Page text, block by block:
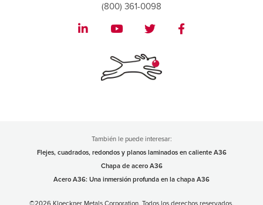
(800) 361-0098
También le puede interesar:
Flejes, cuadrados, redondos y planos laminados en caliente A36
Chapa de acero A36
Acero A36: Una inmersión profunda en la chapa A36
©2026 Kloeckner Metals Corporation. Todos los derechos reservados.